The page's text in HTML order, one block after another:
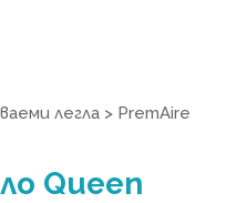
легла > PremAire
Queen